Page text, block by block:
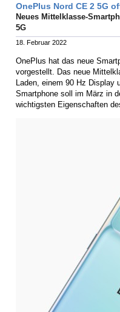
OnePlus Nord CE 2 5G
Neues Mittelklasse-
5G
18. Februar 2022
OnePlus hat das neue
vorgestellt. Das neue
Laden, einem 90 Hz
Smartphone soll im März in
wichtigsten Eigenschaften